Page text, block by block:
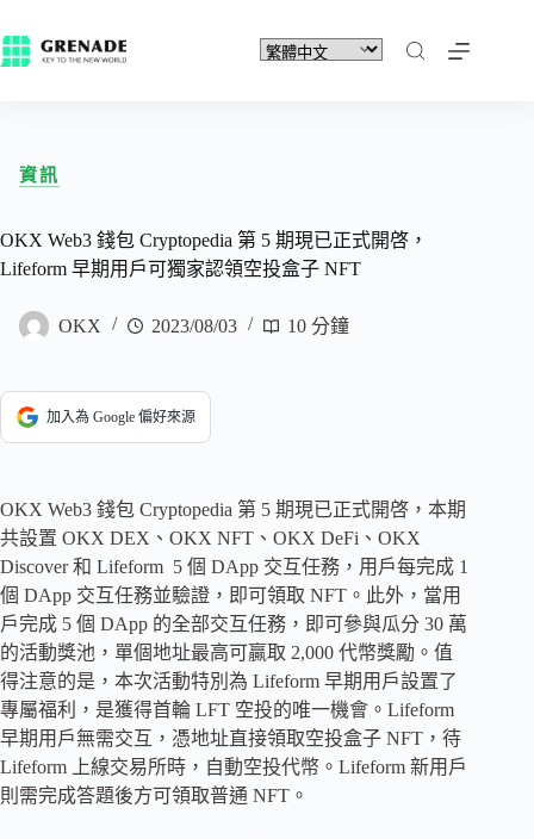
資訊
OKX Web3 錢包 Cryptopedia 第 5 期現已正式開啓，
Lifeform 早期用戶可獨家認領空投盒子 NFT
OKX 2023/08/03 10 分鐘
加入為 Google 偏好來源
OKX Web3 錢包 Cryptopedia 第 5 期現已正式開啓，本期
共設置 OKX DEX、OKX NFT、OKX DeFi、OKX
Discover 和 Lifeform 5 個 DApp 交互任務，用戶每完成 1
個 DApp 交互任務並驗證，即可領取 NFT。此外，當用
戶完成 5 個 DApp 的全部交互任務，即可參與瓜分 30 萬
的活動獎池，單個地址最高可贏取 2,000 代幣獎勵。值
得注意的是，本次活動特別為 Lifeform 早期用戶設置了
專屬福利，是獲得首輪 LFT 空投的唯一機會。Lifeform
早期用戶無需交互，憑地址直接領取空投盒子 NFT，待
Lifeform 上線交易所時，自動空投代幣。Lifeform 新用戶
則需完成答題後方可領取普通 NFT。